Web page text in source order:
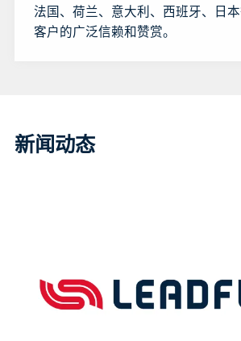
法国、荷兰、意大利、西班牙、日
客户的广泛信赖和赞赏。
新闻动态